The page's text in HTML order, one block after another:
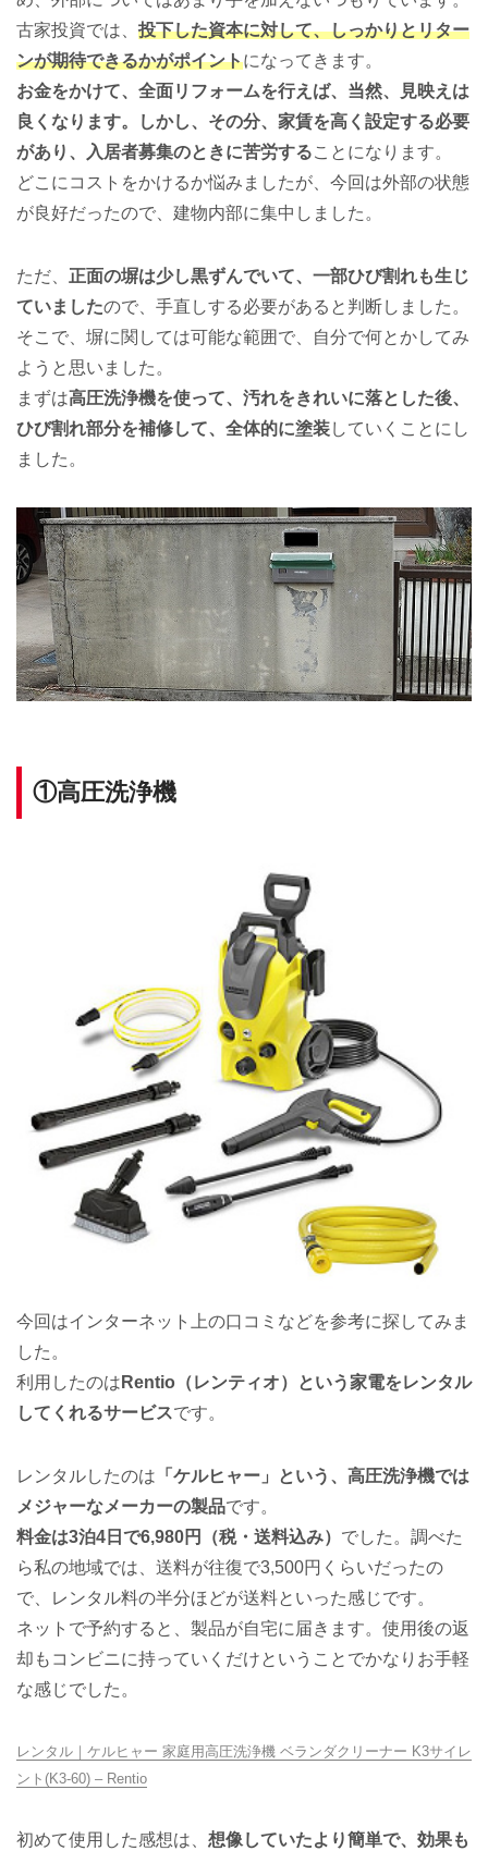
古家投資では、 投下した資本に対して、しっかりとリター
ンが期待できるかがポイントになってきます。
お金をかけて、全面リフォームを行えば、当然、見映えは
良くなります。しかし、その分、家賃を高く設定する必要
があり、入居者募集のときに苦労することになります。
どこにコストをかけるか悩みましたが、今回は外部の状態
が良好だったので、建物内部に集中しました。
ただ、 正面の塀は少し黒ずんでいて、一部ひび割れも生じ
ていましたので、手直しする必要があると判断しました。
そこで、塀に関しては可能な範囲で、自分で何とかしてみ
ようと思いました。
まずは高圧洗浄機を使って、汚れをきれいに落とした後、
ひび割れ部分を補修して、全体的に塗装していくことにし
ました。
①高圧洗浄機
今回はインターネット上の口コミなどを参考に探してみま
した。
利用したのは Rentio（レンティオ）という家電をレンタル
してくれるサービスです。
レンタルしたのは 「ケルヒャー」という、高圧洗浄機では
メジャーなメーカーの製品です。
料金は3泊4日で6,980円（税・送料込み） でした。調べた
ら私の地域では、送料が往復で3,500円くらいだったの
で、レンタル料の半分ほどが送料といった感じです。
ネットで予約すると、製品が自宅に届きます。使用後の返
却もコンビニに持っていくだけということでかなりお手軽
な感じでした。
レンタル｜ケルヒャー 家庭用高圧洗浄機 ベランダクリーナー K3サイレ
ント(K3-60) – Rentio
初めて使用した感想は、 想像していたより簡単で、効果も